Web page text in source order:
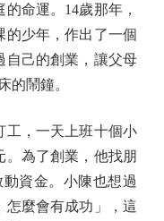
命運。14歲那年，
的少年，作出了一個
己的創業，讓父母
的鬧鐘。
，一天上班十個小
。為了創業，他找朋
資金。小陳也想過
怎麼會有成功」，這